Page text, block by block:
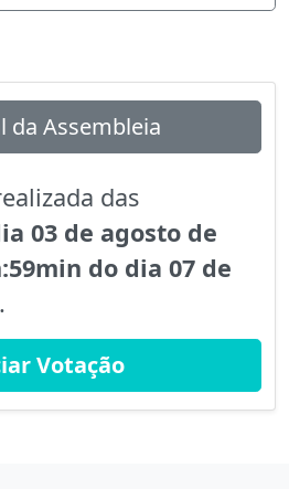
da Assembleia
das
03 de agosto de
do dia 07 de
.
Votação